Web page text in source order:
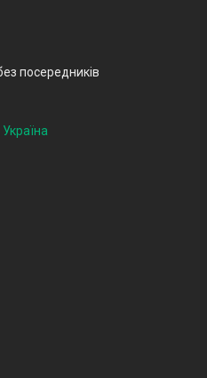
посередників